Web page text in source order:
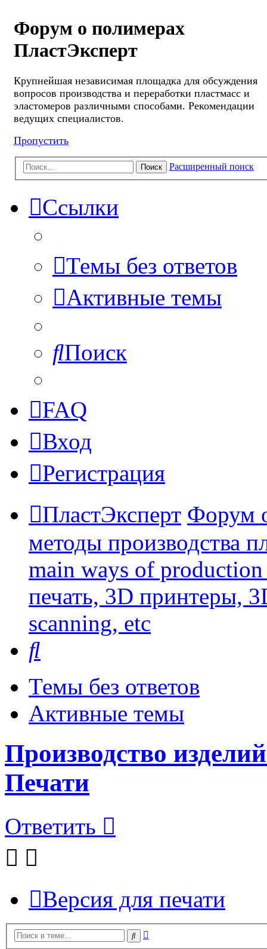
Форум о полимерах
ПластЭксперт
Крупнейшая независимая площадка для обсуждения
вопросов производства и переработки пластмасс и
эластомеров различными способами. Рекомендации
ведущих специалистов.
Пропустить
Поиск Расширенный поиск
Ссылки
Темы без ответов
Активные темы
Поиск
FAQ
Вход
Регистрация
ПластЭксперт Форум
методы производства
main ways of
печать, 3D принтеры,
scanning, etc
Темы без ответов
Активные темы
Производство
Печати
Ответить
Версия для печати
Поиск